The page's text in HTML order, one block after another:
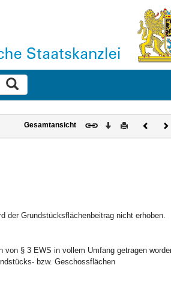
zurücksetzen
Gesamtansicht Download
Drucken
der Grundstücksflächenbeitrag nicht erhoben.
§ 3 EWS in vollem Umfang getragen
bzw. Geschossflächen